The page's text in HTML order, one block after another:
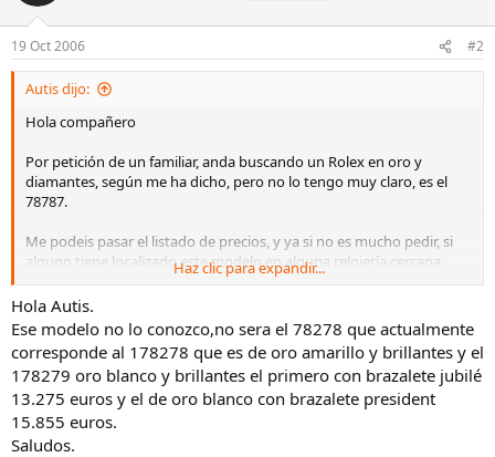
19 Oct 2006 #2
Autis dijo:
Hola compañero
Por petición de un familiar, anda buscando un Rolex en oro y
diamantes, según me ha dicho, pero no lo tengo muy claro, es el
78787.
Me podeis pasar el listado de precios, y ya si no es mucho pedir, si
alguno tiene localizado este modelo en alguna relojería cercana,
agradecería me lo comentara, es que es un regalo de aniversario, y
busca la pareja, el modelo de hombre y de mujer, así que no se si se
puede sacar mejor precio al comprar ambos.
Gracias por vuestra atención y haber si lo localizo
Un saludo
Autis
Haz clic para expandir...
Hola Autis.
Ese modelo no lo conozco,no sera el 78278 que actualmente
corresponde al 178278 que es de oro amarillo y brillantes y el
178279 oro blanco y brillantes el primero con brazalete jubilé
13.275 euros y el de oro blanco con brazalete president
15.855 euros.
Saludos.